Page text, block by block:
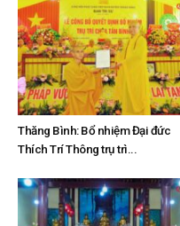
Thăng Bình: Bổ nhiệm Đại đức
Thích Trí Thông trụ trì...